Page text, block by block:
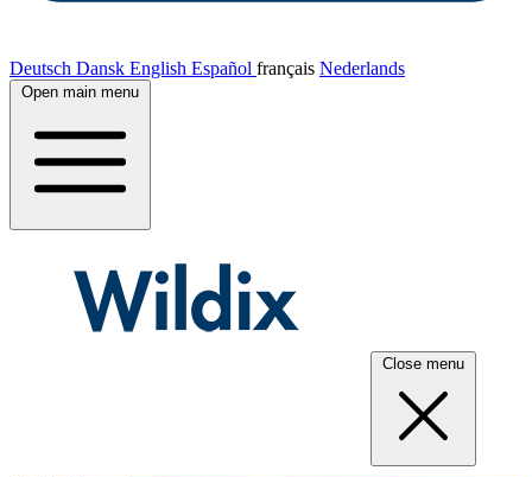
Deutsch Dansk English Español français Nederlands
Open main menu
Close menu